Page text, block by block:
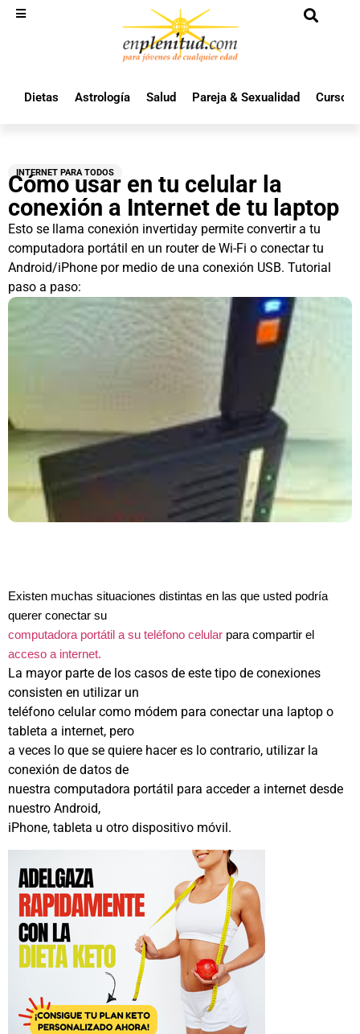
Dietas Astrología Salud Pareja & Sexualidad Cursos
INTERNET PARA TODOS
Cómo usar en tu celular la
conexión a Internet de tu laptop
Esto se llama conexión invertiday permite convertir a tu
computadora portátil en un router de Wi-Fi o conectar tu
Android/iPhone por medio de una conexión USB. Tutorial
paso a paso:
Existen muchas situaciones distintas en las que usted podría
querer conectar su
computadora portátil a su teléfono celular para compartir el
acceso a internet.
La mayor parte de los casos de este tipo de conexiones
consisten en utilizar un
teléfono celular como módem para conectar una laptop o
tableta a internet, pero
a veces lo que se quiere hacer es lo contrario, utilizar la
conexión de datos de
nuestra computadora portátil para acceder a internet desde
nuestro Android,
iPhone, tableta u otro dispositivo móvil.